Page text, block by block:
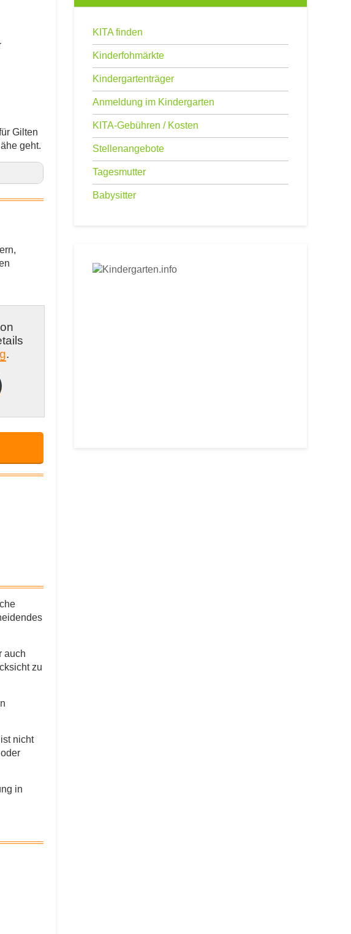
Gilten
geht.
.
auch
zu
nicht
in
KITA finden
Kinderfohmärkte
Kindergartenträger
Anmeldung im Kindergarten
KITA-Gebühren / Kosten
Stellenangebote
Tagesmutter
Babysitter